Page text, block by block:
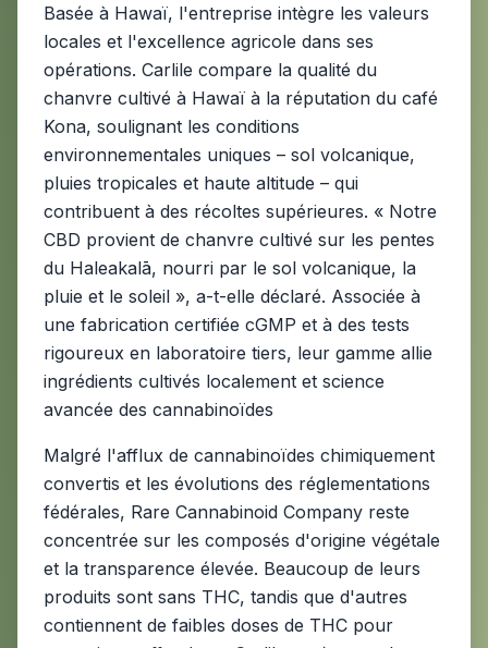
Basée à Hawaï, l'entreprise intègre les valeurs
locales et l'excellence agricole dans ses
opérations. Carlile compare la qualité du
chanvre cultivé à Hawaï à la réputation du café
Kona, soulignant les conditions
environnementales uniques – sol volcanique,
pluies tropicales et haute altitude – qui
contribuent à des récoltes supérieures. « Notre
CBD provient de chanvre cultivé sur les pentes
du Haleakalā, nourri par le sol volcanique, la
pluie et le soleil », a-t-elle déclaré. Associée à
une fabrication certifiée cGMP et à des tests
rigoureux en laboratoire tiers, leur gamme allie
ingrédients cultivés localement et science
avancée des cannabinoïdes
Malgré l'afflux de cannabinoïdes chimiquement
convertis et les évolutions des réglementations
fédérales, Rare Cannabinoid Company reste
concentrée sur les composés d'origine végétale
et la transparence élevée. Beaucoup de leurs
produits sont sans THC, tandis que d'autres
contiennent de faibles doses de THC pour